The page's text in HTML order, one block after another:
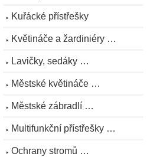
Kuřácké přístřešky
Květináče a žardiniéry …
Lavičky, sedáky …
Městské květináče …
Městské zábradlí …
Multifunkční přístřešky …
Ochrany stromů …